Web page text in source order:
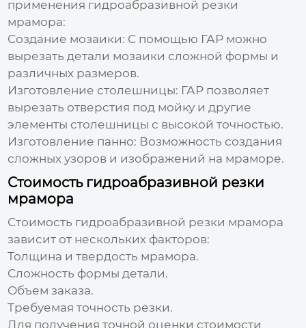
применения гидроабразивной резки
мрамора:
Создание мозаики: С помощью ГАР можно
вырезать детали мозаики сложной формы и
различных размеров.
Изготовление столешницы: ГАР позволяет
вырезать отверстия под мойку и другие
элементы столешницы с высокой точностью.
Изготовление панно: Возможность создания
сложных узоров и изображений на мраморе.
Стоимость гидроабразивной резки
мрамора
Стоимость гидроабразивной резки мрамора
зависит от нескольких факторов:
Толщина и твердость мрамора.
Сложность формы детали.
Объем заказа.
Требуемая точность резки.
Для получения точной оценки стоимости